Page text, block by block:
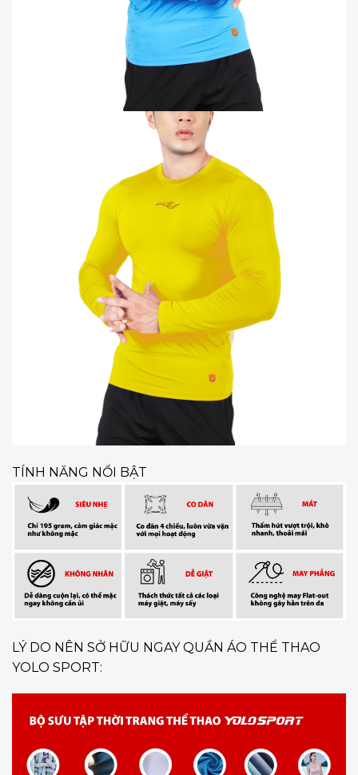
TÍNH NĂNG NỔI BẬT
LÝ DO NÊN SỞ HỮU NGAY QUẦN ÁO THỂ THAO
YOLO SPORT: